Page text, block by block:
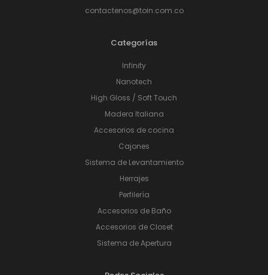
contactenos@toin.com.co
Categorías
Infinity
Nanotech
High Gloss / Soft Touch
Madera Italiana
Accesorios de cocina
Cajones
Sistema de Levantamiento
Herrajes
Perfilería
Accesorios de Baño
Accesorios de Closet
Sistema de Apertura